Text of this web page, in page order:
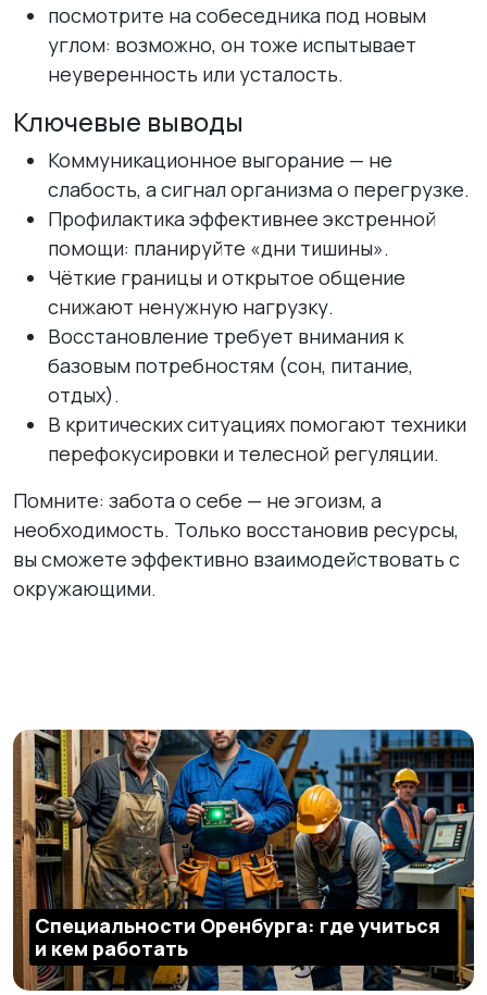
посмотрите на собеседника под новым
углом: возможно, он тоже испытывает
неуверенность или усталость.
Ключевые выводы
Коммуникационное выгорание — не
слабость, а сигнал организма о перегрузке.
Профилактика эффективнее экстренной
помощи: планируйте «дни тишины».
Чёткие границы и открытое общение
снижают ненужную нагрузку.
Восстановление требует внимания к
базовым потребностям (сон, питание,
отдых).
В критических ситуациях помогают техники
перефокусировки и телесной регуляции.
Помните: забота о себе — не эгоизм, а
необходимость. Только восстановив ресурсы,
вы сможете эффективно взаимодействовать с
окружающими.
Специальности Оренбурга: где учиться
и кем работать